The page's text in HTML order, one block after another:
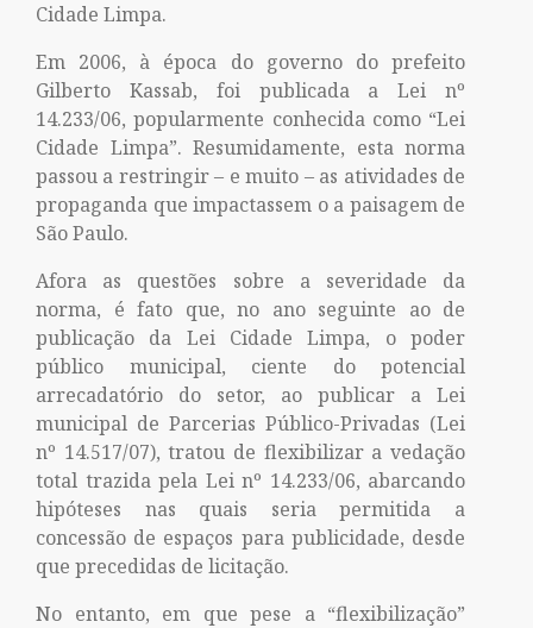
Cidade Limpa.
Em 2006, à época do governo do prefeito
Gilberto Kassab, foi publicada a Lei nº
14.233/06, popularmente conhecida como “Lei
Cidade Limpa”. Resumidamente, esta norma
passou a restringir – e muito – as atividades de
propaganda que impactassem o a paisagem de
São Paulo.
Afora as questões sobre a severidade da
norma, é fato que, no ano seguinte ao de
publicação da Lei Cidade Limpa, o poder
público municipal, ciente do potencial
arrecadatório do setor, ao publicar a Lei
municipal de Parcerias Público-Privadas (Lei
nº 14.517/07), tratou de flexibilizar a vedação
total trazida pela Lei nº 14.233/06, abarcando
hipóteses nas quais seria permitida a
concessão de espaços para publicidade, desde
que precedidas de licitação.
No entanto, em que pese a “flexibilização”